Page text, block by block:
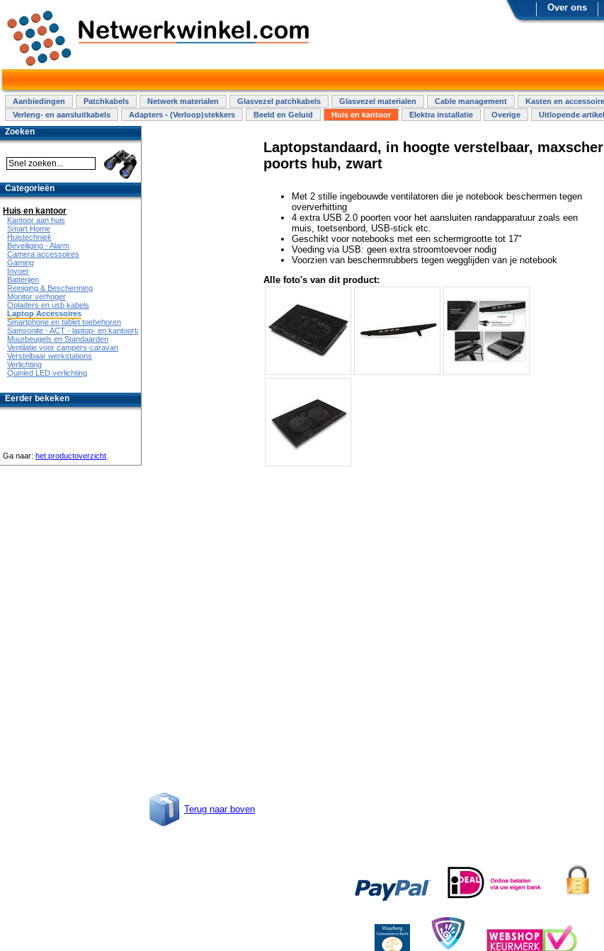
Over ons
Aanbiedingen Patchkabels Netwerk materialen Glasvezel patchkabels Glasvezel materialen Cable management Kasten en
Verleng- en aansluitkabels
Adapters - (Verloop)stekkers Beeld en Geluid Huis en kantoor Elektra installatie Overige Uitlopende
Laptopstandaard, in hoogte verstelbaar,
poorts hub, zwart
Met 2 stille ingebouwde ventilatoren die je notebook beschermen tegen
oververhitting
4 extra USB 2.0 poorten voor het aansluiten randapparatuur zoals een
muis, toetsenbord, USB-stick etc.
Geschikt voor notebooks met een schermgrootte tot 17"
Voeding via USB: geen extra stroomtoevoer nodig
Voorzien van beschermrubbers tegen wegglijden van je notebook
Alle foto's van dit product:
Terug naar boven
Zoeken
Categorieën
Huis en kantoor
Kantoor aan huis
Smart Home
Huistechniek
Beveiliging - Alarm
Camera accessoires
Gaming
Invoer
Batterijen
Reiniging & Bescherming
Monitor verhoger
Opladers en usb kabels
Laptop Accessoires
Smartphone en tablet toebehoren
Samsonite - ACT - laptop- en kantoortassen
Muurbeugels en Standaarden
Ventilatie voor campers-caravan
Verstelbaar werkstations
Verlichting
Quinled LED verlichting
Eerder bekeken
Ga naar: het productoverzicht